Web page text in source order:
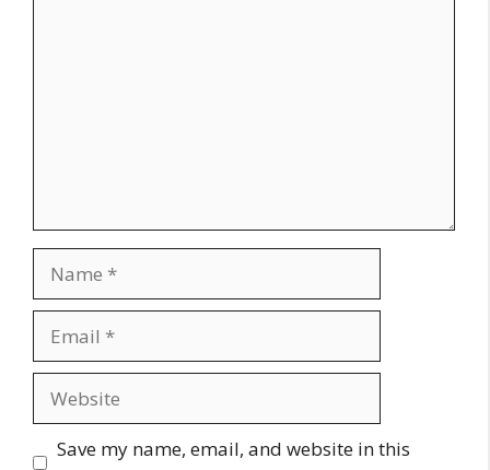
Save my name, email, and website in this